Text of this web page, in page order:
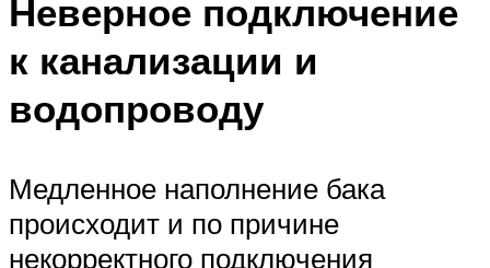
Неверное подключение
к канализации и
водопроводу
Медленное наполнение бака
происходит и по причине
некорректного подключения